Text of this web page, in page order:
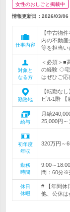
女性のおしごと掲載中
情報更新日：2026/03/06
仕事内容
【中古物
内の不動
等を担当い
対象と
なる方
＜必須＞■
の経験 ◇宅
はぜひご応
勤務地
【転勤な
ビル1階 【
給与
月給
25,000円
初年度
年収
320万円～
勤務
時間
9:00～
間：60分※
休日
休暇
# 【年間休
他、公休は